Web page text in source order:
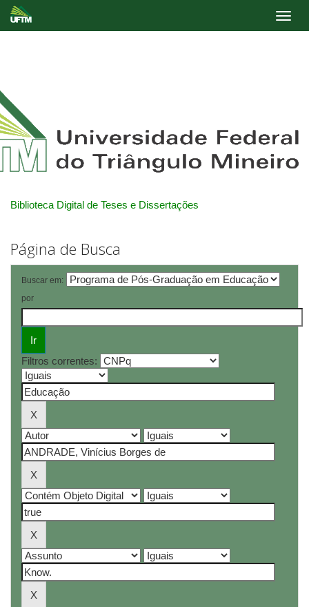
Biblioteca Digital de Teses e Dissertações
Página de Busca
Buscar em:
por
Filtros correntes: